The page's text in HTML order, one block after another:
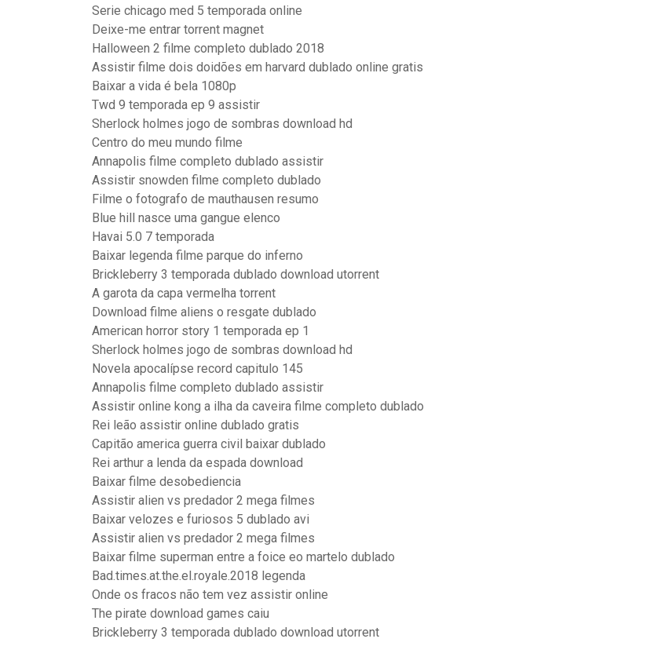
Serie chicago med 5 temporada online
Deixe-me entrar torrent magnet
Halloween 2 filme completo dublado 2018
Assistir filme dois doidões em harvard dublado online gratis
Baixar a vida é bela 1080p
Twd 9 temporada ep 9 assistir
Sherlock holmes jogo de sombras download hd
Centro do meu mundo filme
Annapolis filme completo dublado assistir
Assistir snowden filme completo dublado
Filme o fotografo de mauthausen resumo
Blue hill nasce uma gangue elenco
Havai 5.0 7 temporada
Baixar legenda filme parque do inferno
Brickleberry 3 temporada dublado download utorrent
A garota da capa vermelha torrent
Download filme aliens o resgate dublado
American horror story 1 temporada ep 1
Sherlock holmes jogo de sombras download hd
Novela apocalípse record capitulo 145
Annapolis filme completo dublado assistir
Assistir online kong a ilha da caveira filme completo dublado
Rei leão assistir online dublado gratis
Capitão america guerra civil baixar dublado
Rei arthur a lenda da espada download
Baixar filme desobediencia
Assistir alien vs predador 2 mega filmes
Baixar velozes e furiosos 5 dublado avi
Assistir alien vs predador 2 mega filmes
Baixar filme superman entre a foice eo martelo dublado
Bad.times.at.the.el.royale.2018 legenda
Onde os fracos não tem vez assistir online
The pirate download games caiu
Brickleberry 3 temporada dublado download utorrent